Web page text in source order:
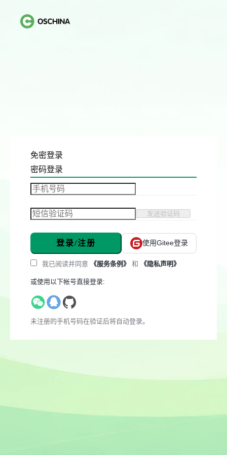
免密登录
密码登录
发送验证码
登录/注册 使用Gitee登录
我已阅读并同意 《服务条例》 和 《隐私声明》
或使用以下帐号直接登录:
未注册的手机号码在验证后将自动登录。